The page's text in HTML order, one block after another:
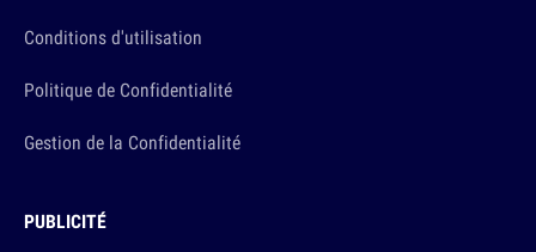
Conditions d'utilisation
Politique de Confidentialité
Gestion de la Confidentialité
PUBLICITÉ